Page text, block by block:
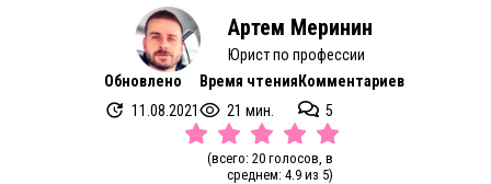
Артем Меринин
Юрист по профессии
Обновлено
11.08.2021
Время чтения
21 мин.
Комментариев
5
(всего: 20 голосов, в
среднем: 4.9 из 5)